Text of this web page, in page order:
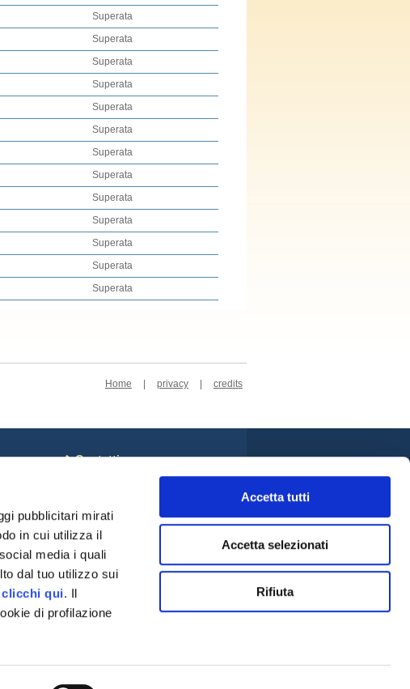
pubblicitari mirati
in cui utilizza il
media i quali
dal tuo utilizzo sui
clicchi qui. Il
di profilazione
Accetta tutti
Accetta selezionati
Rifiuta
Superata
Superata
Superata
Superata
Superata
Superata
Superata
Superata
Superata
Superata
Superata
Superata
Superata
Home privacy credits
Contatti
Privacy Policy
Rivedi le tue scelte sui
cookie
Credits
Social